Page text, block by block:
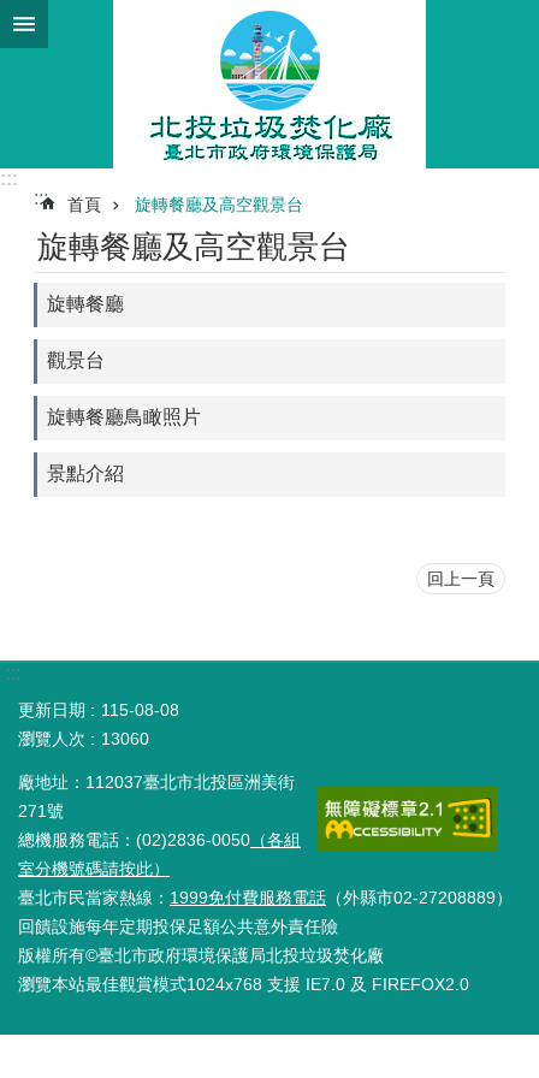
跳到主要內容區塊
:::
:::
首頁 旋轉餐廳及高空觀景台
旋轉餐廳及高空觀景台
旋轉餐廳
觀景台
旋轉餐廳鳥瞰照片
景點介紹
回上一頁
:::
更新日期
115-08-08
瀏覽人次
13060
廠地址：112037臺北市北投區洲美街
271號
總機服務電話：(02)2836-0050 （各組
室分機號碼請按此）
臺北市民當家熱線： 1999免付費服務電話 （外縣市02-27208889）
回饋設施每年定期投保足額公共意外責任險
版權所有©臺北市政府環境保護局北投垃圾焚化廠
瀏覽本站最佳觀賞模式1024x768 支援 IE7.0 及 FIREFOX2.0